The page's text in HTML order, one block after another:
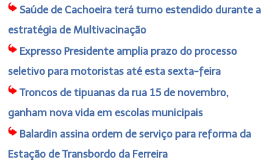
Saúde de Cachoeira terá turno estendido durante a
estratégia de Multivacinação
Expresso Presidente amplia prazo do processo
seletivo para motoristas até esta sexta-feira
Troncos de tipuanas da rua 15 de novembro,
ganham nova vida em escolas municipais
Balardin assina ordem de serviço para reforma da
Estação de Transbordo da Ferreira